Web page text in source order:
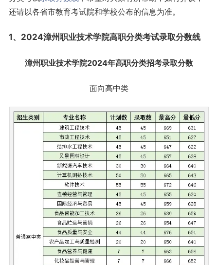
还请以各省市教育考试院和学校公布的信息为准。
1、2024漳州职业技术学院高职分类考试录取分数线
漳州职业技术学院2024年高职分类招考录取分数
面向高中类